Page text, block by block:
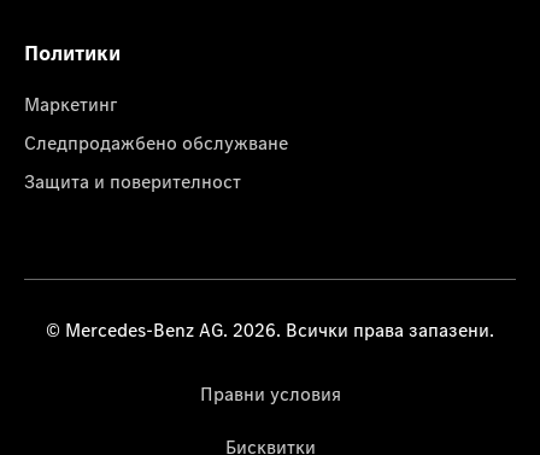
Политики
Маркетинг
Следпродажбено обслужване
Защита и поверителност
© Mercedes-Benz AG. 2026. Всички права запазени.
Правни условия
Бисквитки